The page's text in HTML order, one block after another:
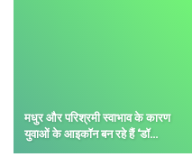
मधुर और परिश्रमी स्वाभाव के कारण
युवाओं के आइकॉन बन रहे हैं ‘डॉ…